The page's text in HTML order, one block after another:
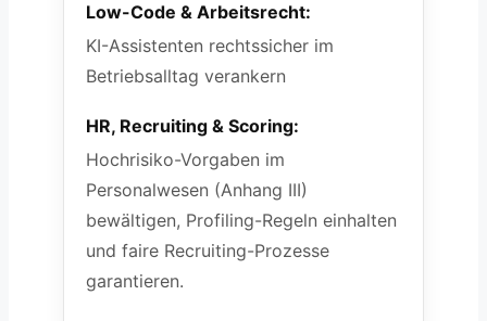
Low-Code & Arbeitsrecht:
KI-Assistenten rechtssicher im
Betriebsalltag verankern
HR, Recruiting & Scoring:
Hochrisiko-Vorgaben im
Personalwesen (Anhang III)
bewältigen, Profiling-Regeln einhalten
und faire Recruiting-Prozesse
garantieren.